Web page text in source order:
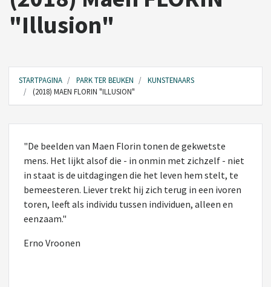
"Illusion"
STARTPAGINA PARK TER BEUKEN
KUNSTENAARS
(2018) MAEN FLORIN "ILLUSION"
"De beelden van Maen Florin tonen de gekwetste
mens. Het lijkt alsof die - in onmin met zichzelf - niet
in staat is de uitdagingen die het leven hem stelt, te
bemeesteren. Liever trekt hij zich terug in een ivoren
toren, leeft als individu tussen individuen, alleen en
eenzaam."
Erno Vroonen